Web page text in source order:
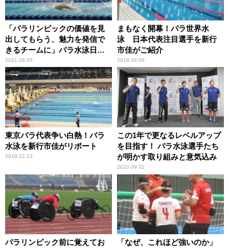
「パラリンピックの価値を見
出してもらう、魅力を発信で
きるチームに」パラ水泳日本
代表推薦選手が決定
2021.06.05
まもなく開幕！パラ世界水
泳 日本代表注目選手を新行
市佳がご紹介
2019.09.06
東京パラ代表争い白熱！パラ
水泳を新行市佳がリポート
2019.12.13
この1年で更なるレベルアップ
を目指す！ パラ水泳選手たち
が明かす取り組みと意気込み
2020.09.01
パラリンピック前に覚えてお
「なぜ、これほど強いのか」